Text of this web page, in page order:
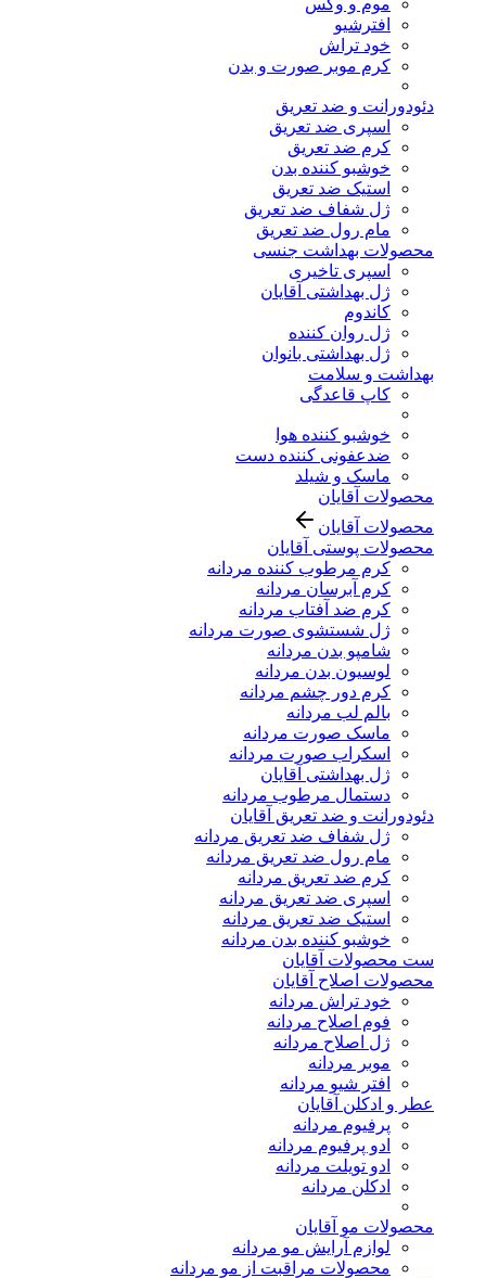
موم و وکس
افترشیو
خود تراش
کرم موبر صورت و بدن
دئودورانت و ضد تعریق
اسپری ضد تعریق
کرم ضد تعریق
خوشبو کننده بدن
استیک ضد تعریق
ژل شفاف ضد تعریق
مام رول ضد تعریق
محصولات بهداشت جنسی
اسپری تاخیری
ژل بهداشتی آقایان
کاندوم
ژل روان کننده
ژل بهداشتی بانوان
بهداشت و سلامت
کاپ قاعدگی
خوشبو کننده هوا
ضدعفونی کننده دست
ماسک و شیلد
محصولات آقایان
محصولات آقایان
محصولات پوستی آقایان
کرم مرطوب کننده مردانه
کرم آبرسان مردانه
کرم ضد آفتاب مردانه
ژل شستشوی صورت مردانه
شامپو بدن مردانه
لوسیون بدن مردانه
کرم دور چشم مردانه
بالم لب مردانه
ماسک صورت مردانه
اسکراب صورت مردانه
ژل بهداشتی آقایان
دستمال مرطوب مردانه
دئودورانت و ضد تعریق آقایان
ژل شفاف ضد تعریق مردانه
مام رول ضد تعریق مردانه
کرم ضد تعریق مردانه
اسپری ضد تعریق مردانه
استیک ضد تعریق مردانه
خوشبو کننده بدن مردانه
ست محصولات آقایان
محصولات اصلاح آقایان
خود تراش مردانه
فوم اصلاح مردانه
ژل اصلاح مردانه
موبر مردانه
افتر شیو مردانه
عطر و ادکلن آقایان
پرفیوم مردانه
ادو پرفیوم مردانه
ادو تویلت مردانه
ادکلن مردانه
محصولات مو آقایان
لوازم آرایش مو مردانه
محصولات مراقبت از مو مردانه